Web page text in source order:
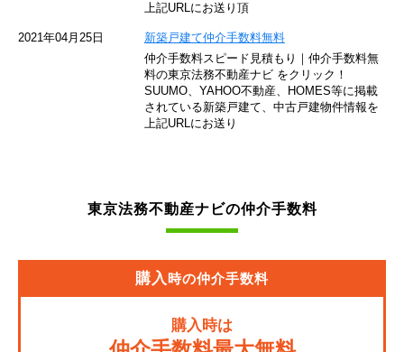
JR南武線
上記URLにお送り頂
2021年04月25日
新築戸建て仲介手数料無料
仲介手数料スピード見積もり｜仲介手数料無
料の東京法務不動産ナビ をクリック！
SUUMO、YAHOO不動産、HOMES等に掲載
されている新築戸建て、中古戸建物件情報を
上記URLにお送り
東京法務不動産ナビの仲介手数料
購入時の仲介手数料
購入時は